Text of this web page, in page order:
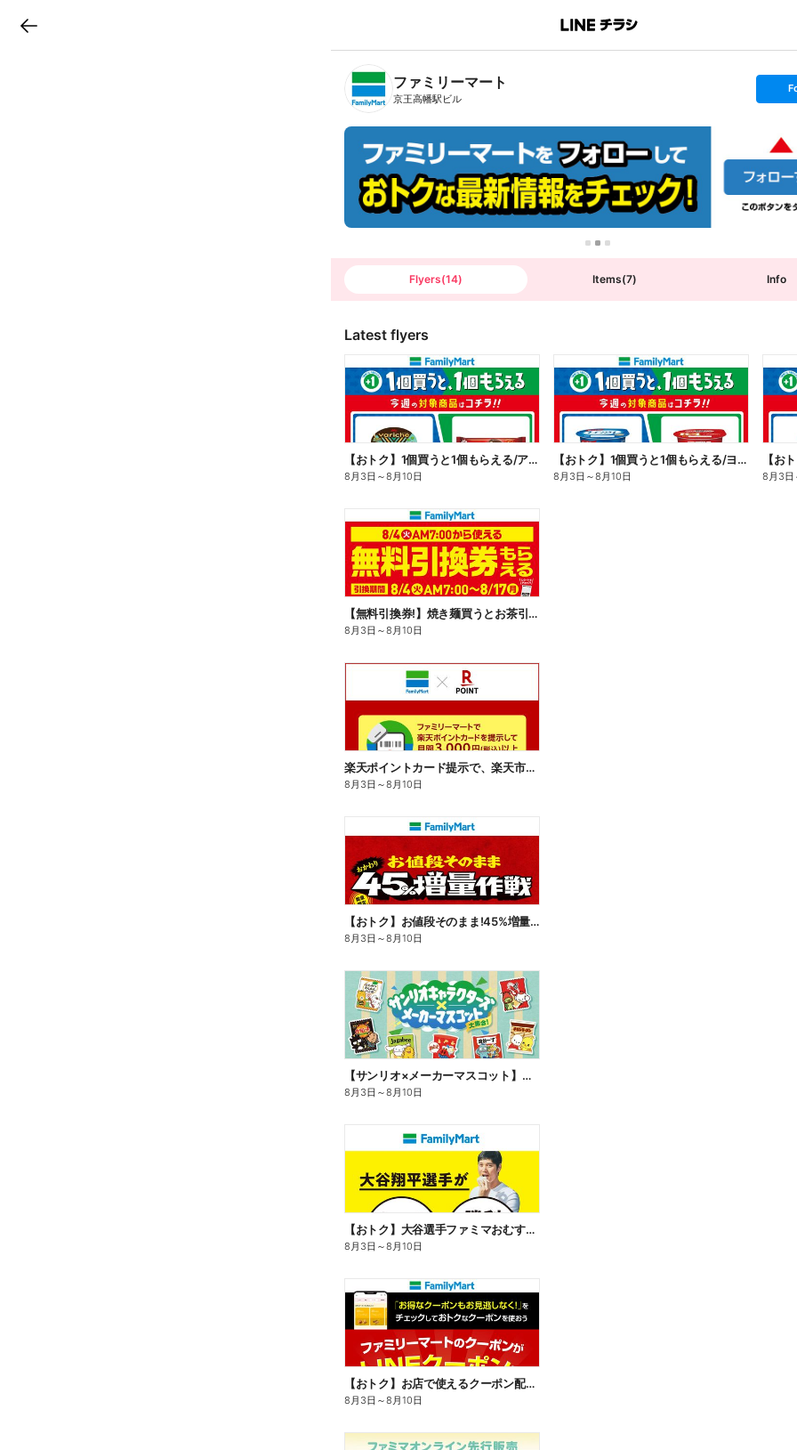
B
n
T
ファミリーマート
京王高幡駅ビル
s
t
l
o
Flyers(14) Items(7) Info
Latest flyers
【おトク】1個買うと1個もらえる/アイス
8月3日 ～8月10日
【おトク】1個買うと1個もらえる/ヨーグルト
8月3日 ～8月10日
【お
8月3日
【無料引換券!】焼き麺買うとお茶引換券貰える!
8月3日 ～8月10日
楽天ポイントカード提示で、楽天市場でのお買い物がおトクに!
8月3日 ～8月10日
【おトク】お値段そのまま!45%増量作戦!
8月3日 ～8月10日
【サンリオ×メーカーマスコット】オリジナルグッズ貰える!
8月3日 ～8月10日
【おトク】大谷選手ファミマおむすび割
8月3日 ～8月10日
【おトク】お店で使えるクーポン配信中
8月3日 ～8月10日